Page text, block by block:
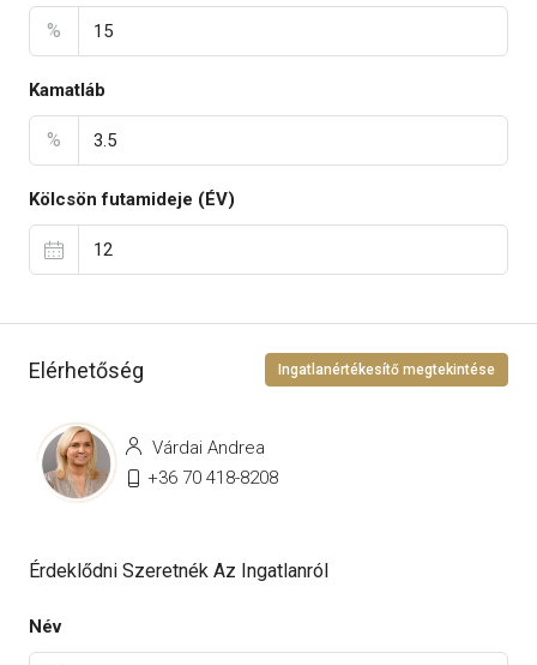
%
Kamatláb
%
Kölcsön futamideje (ÉV)
Elérhetőség Ingatlanértékesítő megtekintése
Várdai Andrea
+36 70 418-8208
Érdeklődni Szeretnék Az Ingatlanról
Név